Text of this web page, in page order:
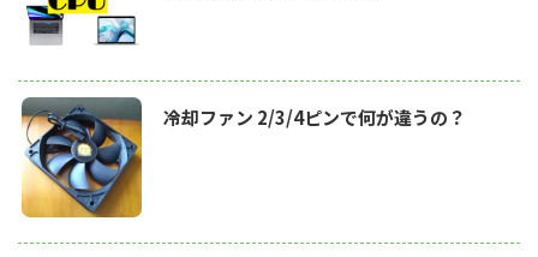
冷却ファン 2/3/4ピンで何が違うの？